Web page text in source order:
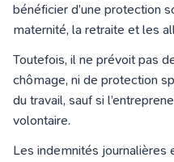
bénéficier d’une protection
maternité, la retraite et les
Toutefois, il ne prévoit pas
chômage, ni de protection
du travail, sauf si
volontaire.
Les indemnités journalières